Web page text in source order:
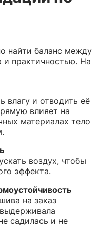
найти баланс между
и практичностью. На
влагу и отводить её
влияет на
материалах тело
воздух, чтобы
эффекта.
на заказ
садилась и не